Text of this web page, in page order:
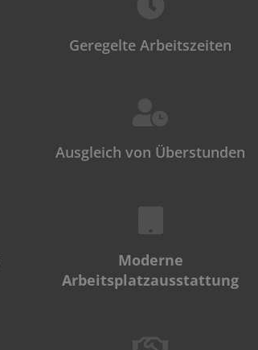
Geregelte Arbeitszeiten
Ausgleich von Überstunden
Moderne
Arbeitsplatzausstattung